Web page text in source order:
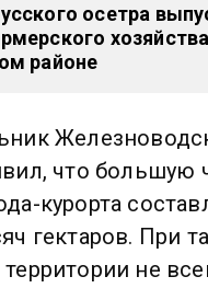
осетра
районе
что большую
курорта
гектаров. При
не